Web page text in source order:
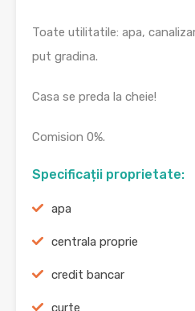
Toate utilitatile: apa,
put gradina.
Casa se preda la cheie!
Comision 0%.
Specificații proprietate:
apa
centrala proprie
credit bancar
curte